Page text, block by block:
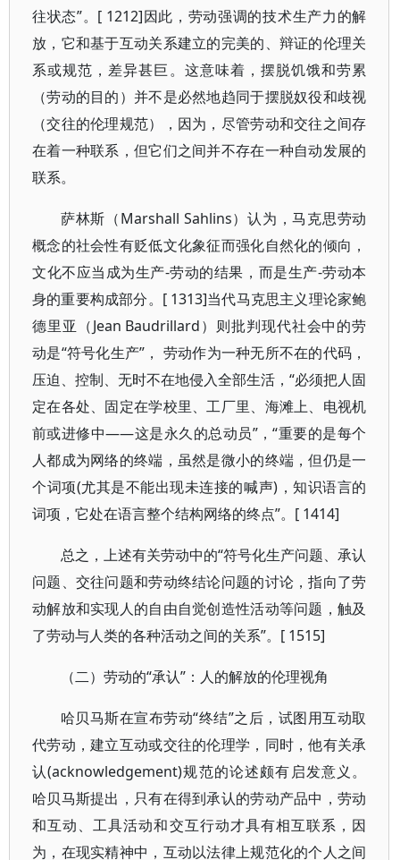
往状态”。[ 1212]因此，劳动强调的技术生产力的解
放，它和基于互动关系建立的完美的、辩证的伦理关
系或规范，差异甚巨。这意味着，摆脱饥饿和劳累
（劳动的目的）并不是必然地趋同于摆脱奴役和歧视
（交往的伦理规范），因为，尽管劳动和交往之间存
在着一种联系，但它们之间并不存在一种自动发展的
联系。
萨林斯（Marshall Sahlins）认为，马克思劳动
概念的社会性有贬低文化象征而强化自然化的倾向，
文化不应当成为生产-劳动的结果，而是生产-劳动本
身的重要构成部分。[ 1313]当代马克思主义理论家鲍
德里亚（Jean Baudrillard）则批判现代社会中的劳
动是“符号化生产”， 劳动作为一种无所不在的代码，
压迫、控制、无时不在地侵入全部生活，“必须把人固
定在各处、固定在学校里、工厂里、海滩上、电视机
前或进修中——这是永久的总动员”，“重要的是每个
人都成为网络的终端，虽然是微小的终端，但仍是一
个词项(尤其是不能出现未连接的喊声)，知识语言的
词项，它处在语言整个结构网络的终点”。[ 1414]
总之，上述有关劳动中的“符号化生产问题、承认
问题、交往问题和劳动终结论问题的讨论，指向了劳
动解放和实现人的自由自觉创造性活动等问题，触及
了劳动与人类的各种活动之间的关系”。[ 1515]
（二）劳动的“承认”：人的解放的伦理视角
哈贝马斯在宣布劳动“终结”之后，试图用互动取
代劳动，建立互动或交往的伦理学，同时，他有关承
认(acknowledgement)规范的论述颇有启发意义。
哈贝马斯提出，只有在得到承认的劳动产品中，劳动
和互动、工具活动和交互行动才具有相互联系，因
为，在现实精神中，互动以法律上规范化的个人之间